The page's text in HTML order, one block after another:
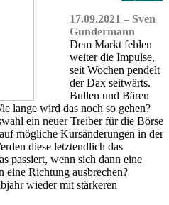
17.09.2021 – Sven
Gundermann
Dem Markt fehlen
weiter die Impulse,
seit Wochen pendelt
der Dax seitwärts.
Bullen und Bären
lange wird das noch so gehen?
ein neuer Treiber für die Börse
mögliche Kursänderungen in der
diese letztendlich das
passiert, wenn sich dann eine
eine Richtung ausbrechen?
wieder mit stärkeren